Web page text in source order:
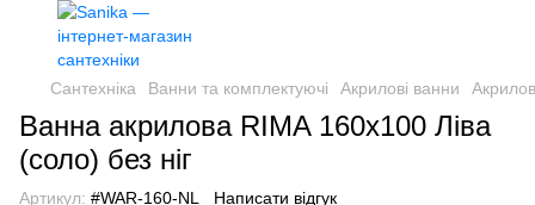
Сантехніка Ванни та комплектуючі Акрилові ванни
Ванна акрилова RIMA 160х100 Ліва
(соло) без ніг
Артикул: #WAR-160-NL Написати відгук